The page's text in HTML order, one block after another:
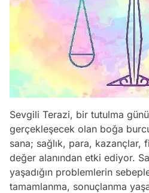
Sevgili Terazi, bir tutulma
gerçekleşecek olan boğa
sana; sağlık, para, kazançlar,
değer alanından etki ediyor.
yaşadığın problemlerin
tamamlanma, sonuçlanma